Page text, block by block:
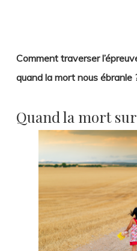
Comment traverser
quand la mort nous ébranle
Quand la mort